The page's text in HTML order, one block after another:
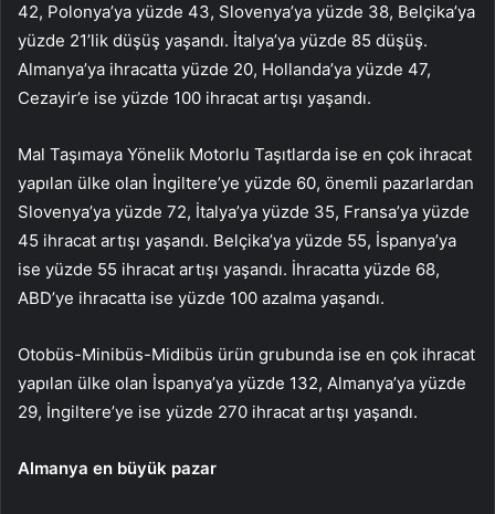
42, Polonya’ya yüzde 43, Slovenya’ya yüzde 38, Belçika’ya
yüzde 21’lik düşüş yaşandı. İtalya’ya yüzde 85 düşüş.
Almanya’ya ihracatta yüzde 20, Hollanda’ya yüzde 47,
Cezayir’e ise yüzde 100 ihracat artışı yaşandı.
Mal Taşımaya Yönelik Motorlu Taşıtlarda ise en çok ihracat
yapılan ülke olan İngiltere’ye yüzde 60, önemli pazarlardan
Slovenya’ya yüzde 72, İtalya’ya yüzde 35, Fransa’ya yüzde
45 ihracat artışı yaşandı. Belçika’ya yüzde 55, İspanya’ya
ise yüzde 55 ihracat artışı yaşandı. İhracatta yüzde 68,
ABD’ye ihracatta ise yüzde 100 azalma yaşandı.
Otobüs-Minibüs-Midibüs ürün grubunda ise en çok ihracat
yapılan ülke olan İspanya’ya yüzde 132, Almanya’ya yüzde
29, İngiltere’ye ise yüzde 270 ihracat artışı yaşandı.
Almanya en büyük pazar